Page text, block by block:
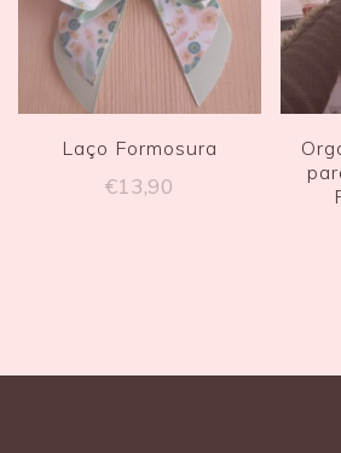
Laço Formosura
€13,90